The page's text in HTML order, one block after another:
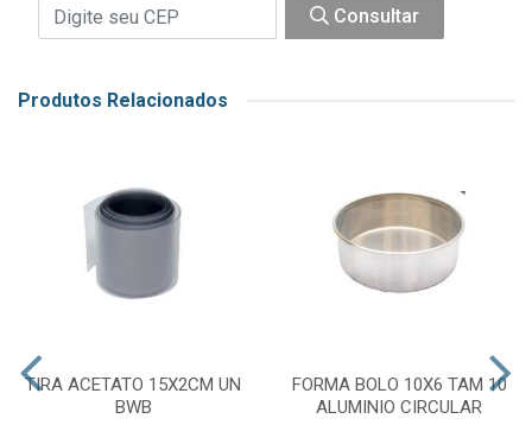
Consultar
Produtos Relacionados
TIRA ACETATO 15X2CM UN
BWB
FORMA BOLO 10X6 TAM 10
ALUMINIO CIRCULAR